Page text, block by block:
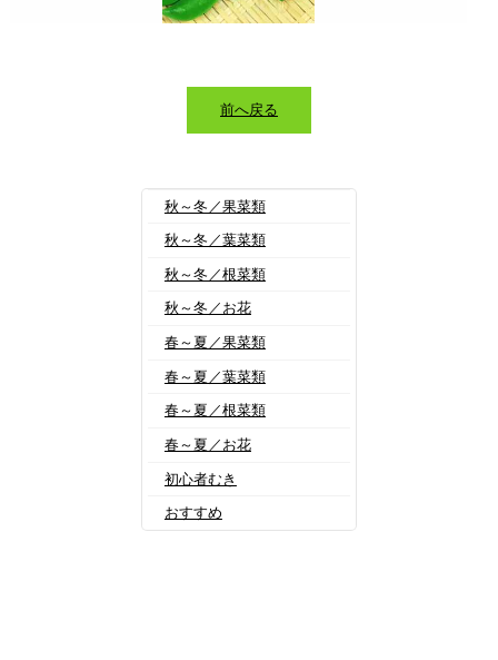
前へ戻る
秋～冬／果菜類
秋～冬／葉菜類
秋～冬／根菜類
秋～冬／お花
春～夏／果菜類
春～夏／葉菜類
春～夏／根菜類
春～夏／お花
初心者むき
おすすめ